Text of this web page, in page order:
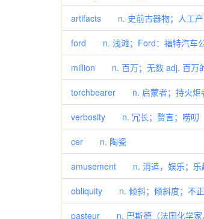
artifacts n. 史前古器物；人工产
ford n. 浅滩；Ford：福特汽车公
million n. 百万；无数 adj. 百万的
torchbearer n. 启蒙者；持火炬
verbosity n. 冗长；赘言；唠叨
cer n. 陶瓷
amusement n. 消遣，娱乐；乐
obliquity n. 倾斜；倾斜度；不
pasteur n. 巴斯德（法国化学家